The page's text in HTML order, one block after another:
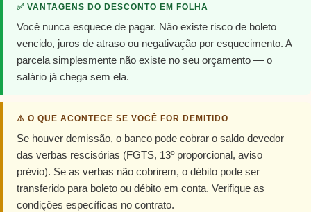
✅ VANTAGENS DO DESCONTO EM FOLHA
Você nunca esquece de pagar. Não existe risco de boleto
vencido, juros de atraso ou negativação por esquecimento. A
parcela simplesmente não existe no seu orçamento — o
salário já chega sem ela.
⚠️ O QUE ACONTECE SE VOCÊ FOR DEMITIDO
Se houver demissão, o banco pode cobrar o saldo devedor
das verbas rescisórias (FGTS, 13º proporcional, aviso
prévio). Se as verbas não cobrirem, o débito pode ser
transferido para boleto ou débito em conta. Verifique as
condições específicas no contrato.